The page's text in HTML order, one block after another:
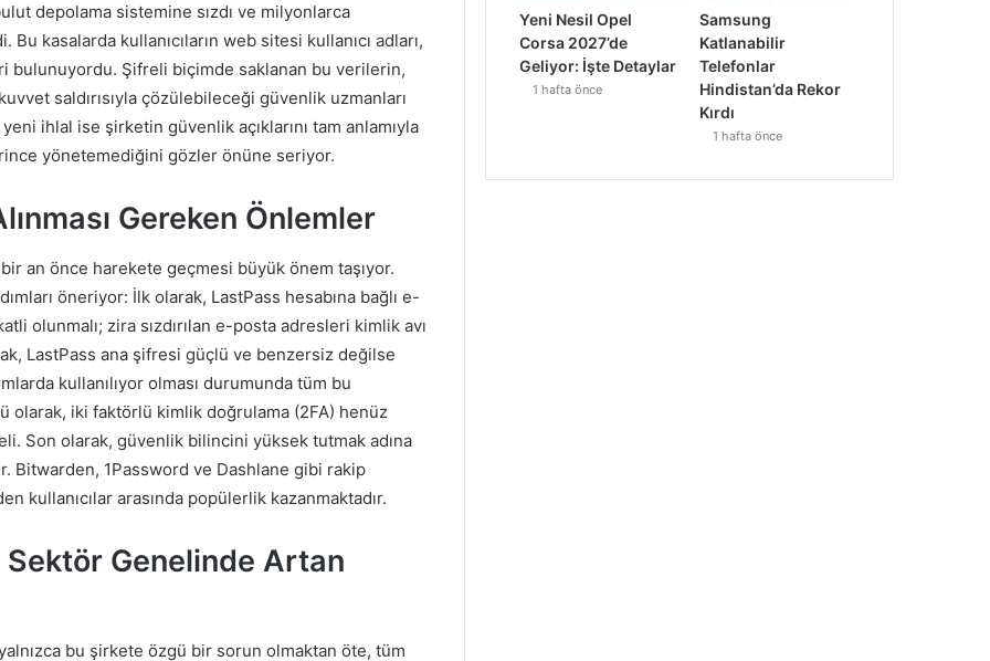
depolama sistemine sızdı ve milyonlarca
kasalarda kullanıcıların web sitesi kullanıcı adları,
Şifreli biçimde saklanan bu verilerin,
saldırısıyla çözülebileceği güvenlik uzmanları
ihlal ise şirketin güvenlik açıklarını tam anlamıyla
yönetemediğini gözler önüne seriyor.
Gereken Önlemler
bir an önce harekete geçmesi büyük önem taşıyor.
öneriyor: İlk olarak, LastPass hesabına bağlı e-
olunmalı; zira sızdırılan e-posta adresleri kimlik avı
LastPass ana şifresi güçlü ve benzersiz değilse
kullanılıyor olması durumunda tüm bu
olarak, iki faktörlü kimlik doğrulama (2FA) henüz
Son olarak, güvenlik bilincini yüksek tutmak adına
Bitwarden, 1Password ve Dashlane gibi rakip
kullanıcılar arasında popülerlik kazanmaktadır.
Genelinde Artan
bu şirkete özgü bir sorun olmaktan öte, tüm
Yeni Nesil Opel
Corsa 2027’de
Geliyor: İşte Detaylar
1 hafta önce
Samsung
Katlanabilir
Telefonlar
Hindistan’da Rekor
Kırdı
1 hafta önce